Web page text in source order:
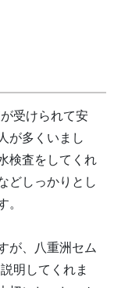
受けられて安
が多くいまし
検査をしてくれ
どしっかりとし
。
が、八重洲セム
明してくれま